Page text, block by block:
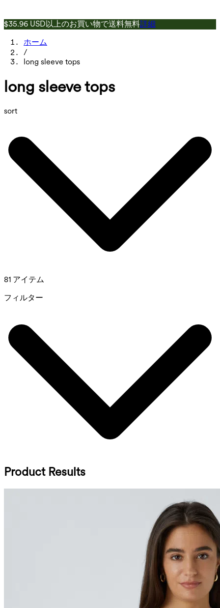
$35.96 USD以上のお買い物で送料無料詳細
ホーム
/
long sleeve tops
long sleeve tops
sort
81 アイテム
フィルター
Product Results